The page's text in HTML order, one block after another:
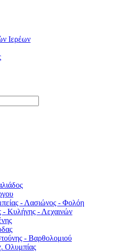
Ιερέων
- Λασιώνος - Φολόη
- Κυλήνης - Λεχαινών
- Βαρθολομιού
Ολυμπίας